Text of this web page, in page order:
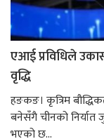
एआई प्रविधिले
वृद्धि
हङकङ। कृत्रिम
बनेसँगै चीनको निर्यात
भएको छ...